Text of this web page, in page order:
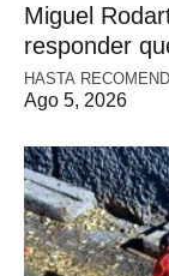
Miguel
responder
HASTA
Ago 5, 2026